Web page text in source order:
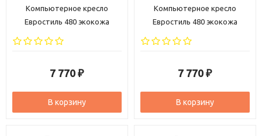
Компьютерное кресло
Евростиль 480 экокожа
7 770 ₽
В корзину
Компьютерное кресло
Евростиль 480 экокожа
7 770 ₽
В корзину